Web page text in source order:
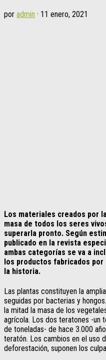
por admin · 11 enero, 2021
Los materiales creados por
masa de todos los seres
superarla pronto. Según
publicado en la revista
ambas categorías se va a
los productos fabricados
la historia.
Las plantas constituyen la
seguidas por bacterias y
la mitad la masa de los
agrícola. Los dos teratones -un
de toneladas- de hace 3.000
teratón. Los cambios en el uso
deforestación, suponen los